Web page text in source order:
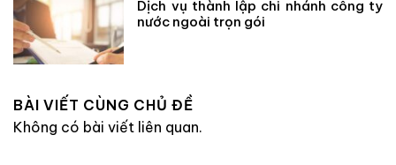
Dịch vụ thành lập chi nhánh công ty
nước ngoài trọn gói
BÀI VIẾT CÙNG CHỦ ĐỀ
Không có bài viết liên quan.